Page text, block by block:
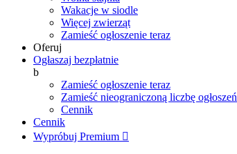
Wakacje w siodle
Więcej zwierząt
Zamieść ogłoszenie teraz
Oferuj
Ogłaszaj bezpłatnie
b
Zamieść ogłoszenie teraz
Zamieść nieograniczoną liczbę ogłoszeń
Cennik
Cennik
Wypróbuj Premium 